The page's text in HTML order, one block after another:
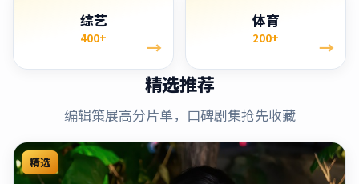
综艺
400+ →
体育
200+ →
精选推荐
编辑策展高分片单，口碑剧集抢先收藏
精选